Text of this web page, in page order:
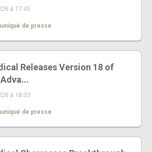
à 17:45
de presse
Releases Version 18 of
à 18:03
de presse